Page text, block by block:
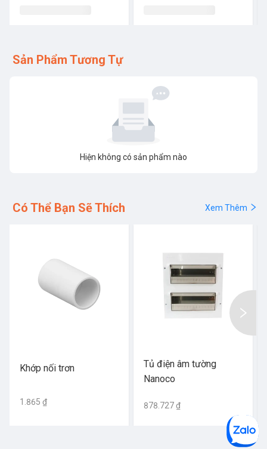
Sản Phẩm Tương Tự
Hiện không có sản phẩm nào
Có Thể Bạn Sẽ Thích Xem Thêm
Khớp nối trơn
1.865 ₫
Tủ điện âm tường
Nanoco
878.727 ₫